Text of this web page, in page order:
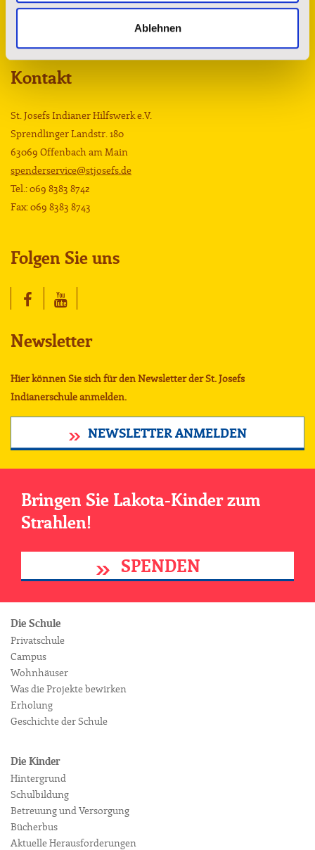
Ablehnen
Kontakt
St. Josefs Indianer Hilfswerk e.V.
Sprendlinger Landstr. 180
63069 Offenbach am Main
spenderservice@stjosefs.de
Tel.: 069 8383 8742
Fax: 069 8383 8743
Folgen Sie uns
Newsletter
Hier können Sie sich für den Newsletter der St. Josefs
Indianerschule anmelden.
NEWSLETTER ANMELDEN
Bringen Sie Lakota-Kinder zum
Strahlen!
SPENDEN
Die Schule
Privatschule
Campus
Wohnhäuser
Was die Projekte bewirken
Erholung
Geschichte der Schule
Die Kinder
Hintergrund
Schulbildung
Betreuung und Versorgung
Bücherbus
Aktuelle Herausforderungen